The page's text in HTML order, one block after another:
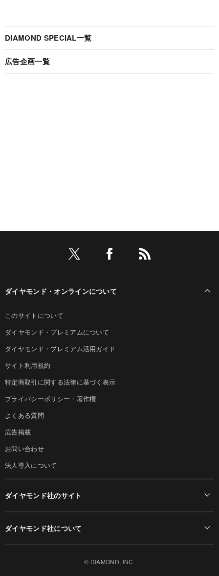
DIAMOND SPECIAL一覧
広告企画一覧
ダイヤモンド・オンラインについて
このサイトについて
ダイヤモンド・プレミアムについて
ダイヤモンド・プレミアム活用ガイド
サイト利用規約
特定商取引に関する法律に基づく表示
プライバシーポリシー・著作権
よくある質問
広告掲載
お問い合わせ
法人導入について
ダイヤモンド社のサイト
ダイヤモンド社について
© DIAMOND, INC.